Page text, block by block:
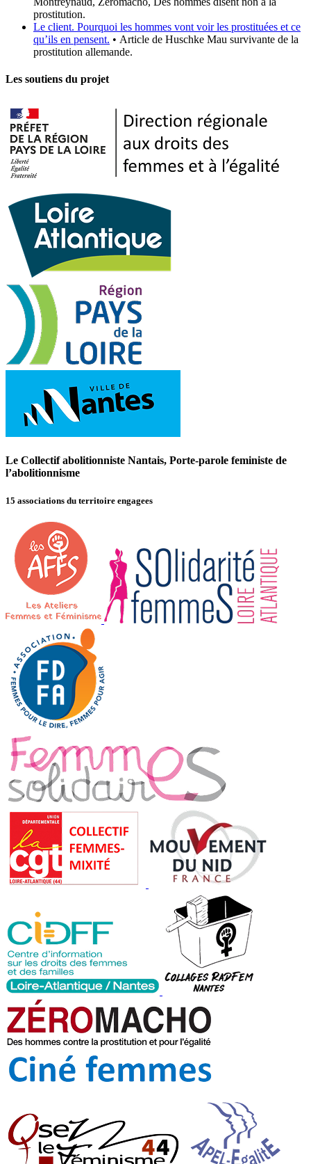
prostitution.
Le client. Pourquoi les hommes vont voir les prostituées et ce
qu’ils en pensent. • Article de Huschke Mau survivante de la
prostitution allemande.
Les soutiens du projet
Le Collectif abolitionniste Nantais, Porte-parole feministe de
l’abolitionnisme
15 associations du territoire engagees